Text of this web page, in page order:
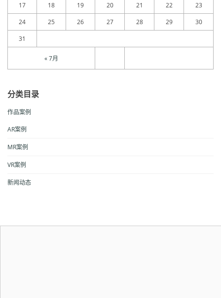
« 7月
17
18 19 20 21 22
23
24
25 26 27 28 29
30
31
分类目录
作品案例
AR案例
MR案例
VR案例
新闻动态